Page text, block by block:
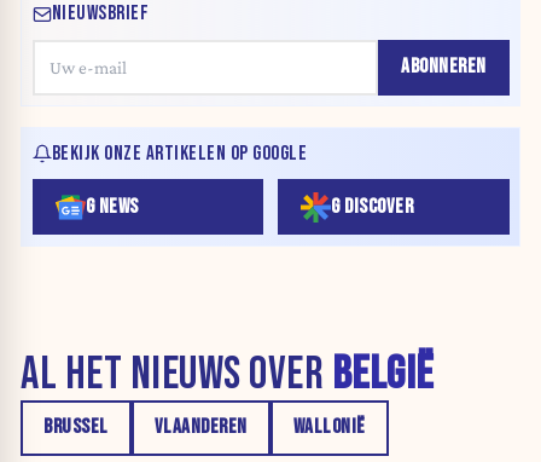
NIEUWSBRIEF
ABONNEREN
BEKIJK ONZE ARTIKELEN OP GOOGLE
G NEWS G DISCOVER
AL HET NIEUWS OVER BELGIË
BRUSSEL VLAANDEREN WALLONIË